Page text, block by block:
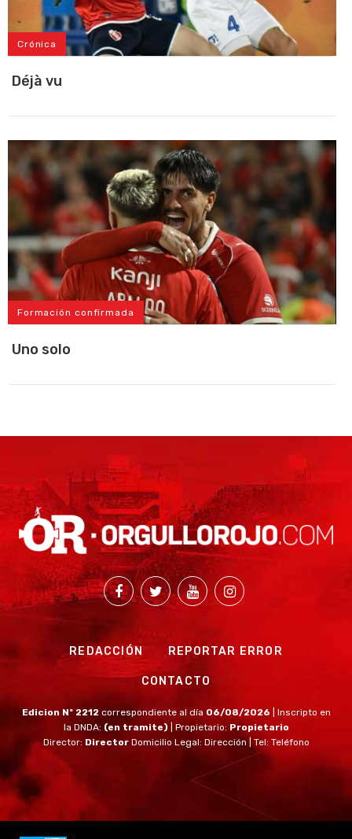
Crónica
Déjà vu
Formación confirmada
Uno solo
REDACCIÓN REPORTAR ERROR
CONTACTO
Edicion Nº 2212 correspondiente al día 06/08/2026
| Inscripto en
la DNDA: (en tramite) | Propietario: Propietario
Director: Director Domicilio Legal: Dirección | Tel: Teléfono